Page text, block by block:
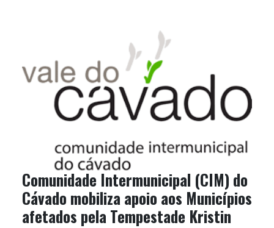
Comunidade Intermunicipal (CIM) do
Cávado mobiliza apoio aos Municípios
afetados pela Tempestade Kristin